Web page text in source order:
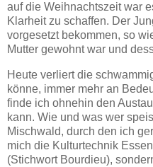
auf die Weihnachtszeit war
Klarheit zu schaffen. Der
vorgesetzt bekommen, so
Mutter gewohnt war und
Heute verliert die
könne, immer mehr an
finde ich ohnehin den
kann. Wie und was wer
Mischwald, durch den ich
mich die Kulturtechnik
(Stichwort Bourdieu),